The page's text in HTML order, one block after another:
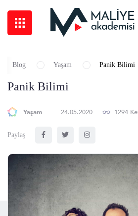
Blog Yaşam Panik Bilimi
Panik Bilimi
Yaşam 24.05.2020 1294
Paylaş